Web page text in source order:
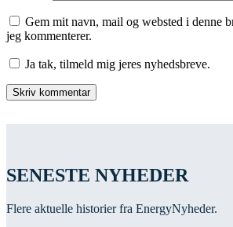
Gem mit navn, mail og websted i denne
jeg kommenterer.
Ja tak, tilmeld mig jeres nyhedsbreve.
SENESTE NYHEDER
Flere aktuelle historier fra EnergyNyheder.